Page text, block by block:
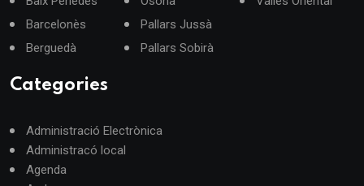
Barcelonès
Berguedà
Pallars Jussà
Pallars Sobirà
Categories
Administració Electrònica
Administracó local
Agenda